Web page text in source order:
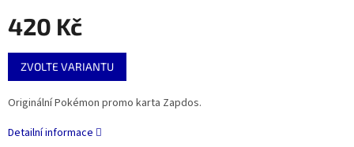
420 Kč
Měrná
cena:
ZVOLTE VARIANTU
Originální Pokémon promo karta Zapdos.
Detailní informace